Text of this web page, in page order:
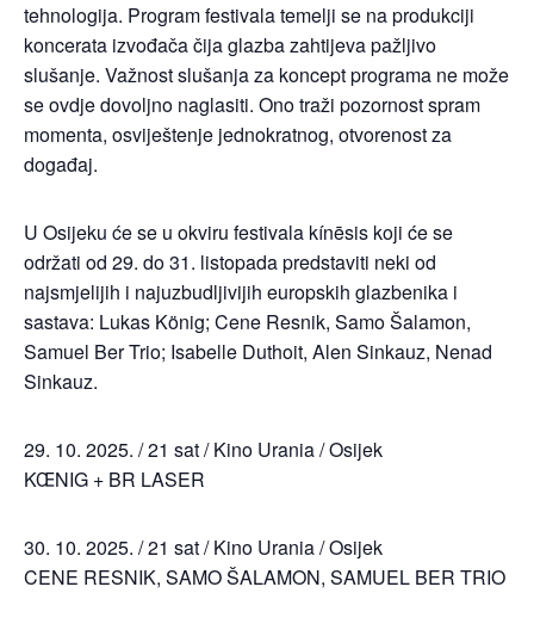
tehnologija. Program festivala temelji se na produkciji
koncerata izvođača čija glazba zahtijeva pažljivo
slušanje. Važnost slušanja za koncept programa ne može
se ovdje dovoljno naglasiti. Ono traži pozornost spram
momenta, osviještenje jednokratnog, otvorenost za
događaj.
U Osijeku će se u okviru festivala kínēsis koji će se
održati od 29. do 31. listopada predstaviti neki od
najsmjelijih i najuzbudljivijih europskih glazbenika i
sastava: Lukas König; Cene Resnik, Samo Šalamon,
Samuel Ber Trio; Isabelle Duthoit, Alen Sinkauz, Nenad
Sinkauz.
29. 10. 2025. / 21 sat / Kino Urania / Osijek
KŒNIG + BR LASER
30. 10. 2025. / 21 sat / Kino Urania / Osijek
CENE RESNIK, SAMO ŠALAMON, SAMUEL BER TRIO